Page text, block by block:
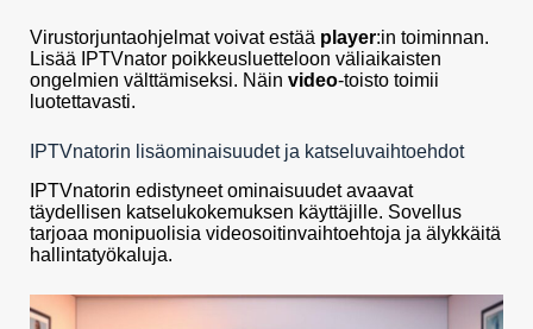
Virustorjuntaohjelmat voivat estää player:in toiminnan.
Lisää IPTVnator poikkeusluetteloon väliaikaisten
ongelmien välttämiseksi. Näin video-toisto toimii
luotettavasti.
IPTVnatorin lisäominaisuudet ja katseluvaihtoehdot
IPTVnatorin edistyneet ominaisuudet avaavat
täydellisen katselukokemuksen käyttäjille. Sovellus
tarjoaa monipuolisia videosoitinvaihtoehtoja ja älykkäitä
hallintatyökaluja.